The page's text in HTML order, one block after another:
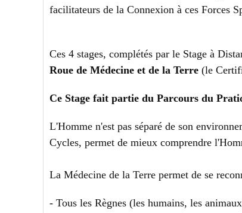
facilitateurs de la Connexion à ces Forces
Ces 4 stages, complétés par le Stage à
Roue de Médecine et de la Terre (le
Ce Stage fait partie du Parcours du
L'Homme n'est pas séparé de son
Cycles, permet de mieux comprendre
La Médecine de la Terre permet de se
- Tous les Règnes (les humains, les